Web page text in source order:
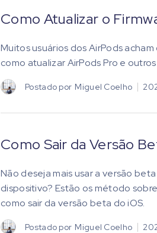
Como Atualizar o
Muitos usuários dos AirPods
como atualizar AirPods Pro e
Postado por Miguel Coelho
Como Sair da Versão
Não deseja mais usar a versão
dispositivo? Estão os método
como sair da versão beta do iOS.
Postado por Miguel Coelho